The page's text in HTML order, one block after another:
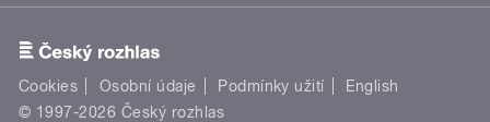
Cookies Osobní údaje Podmínky užití
English
© 1997-2026 Český rozhlas